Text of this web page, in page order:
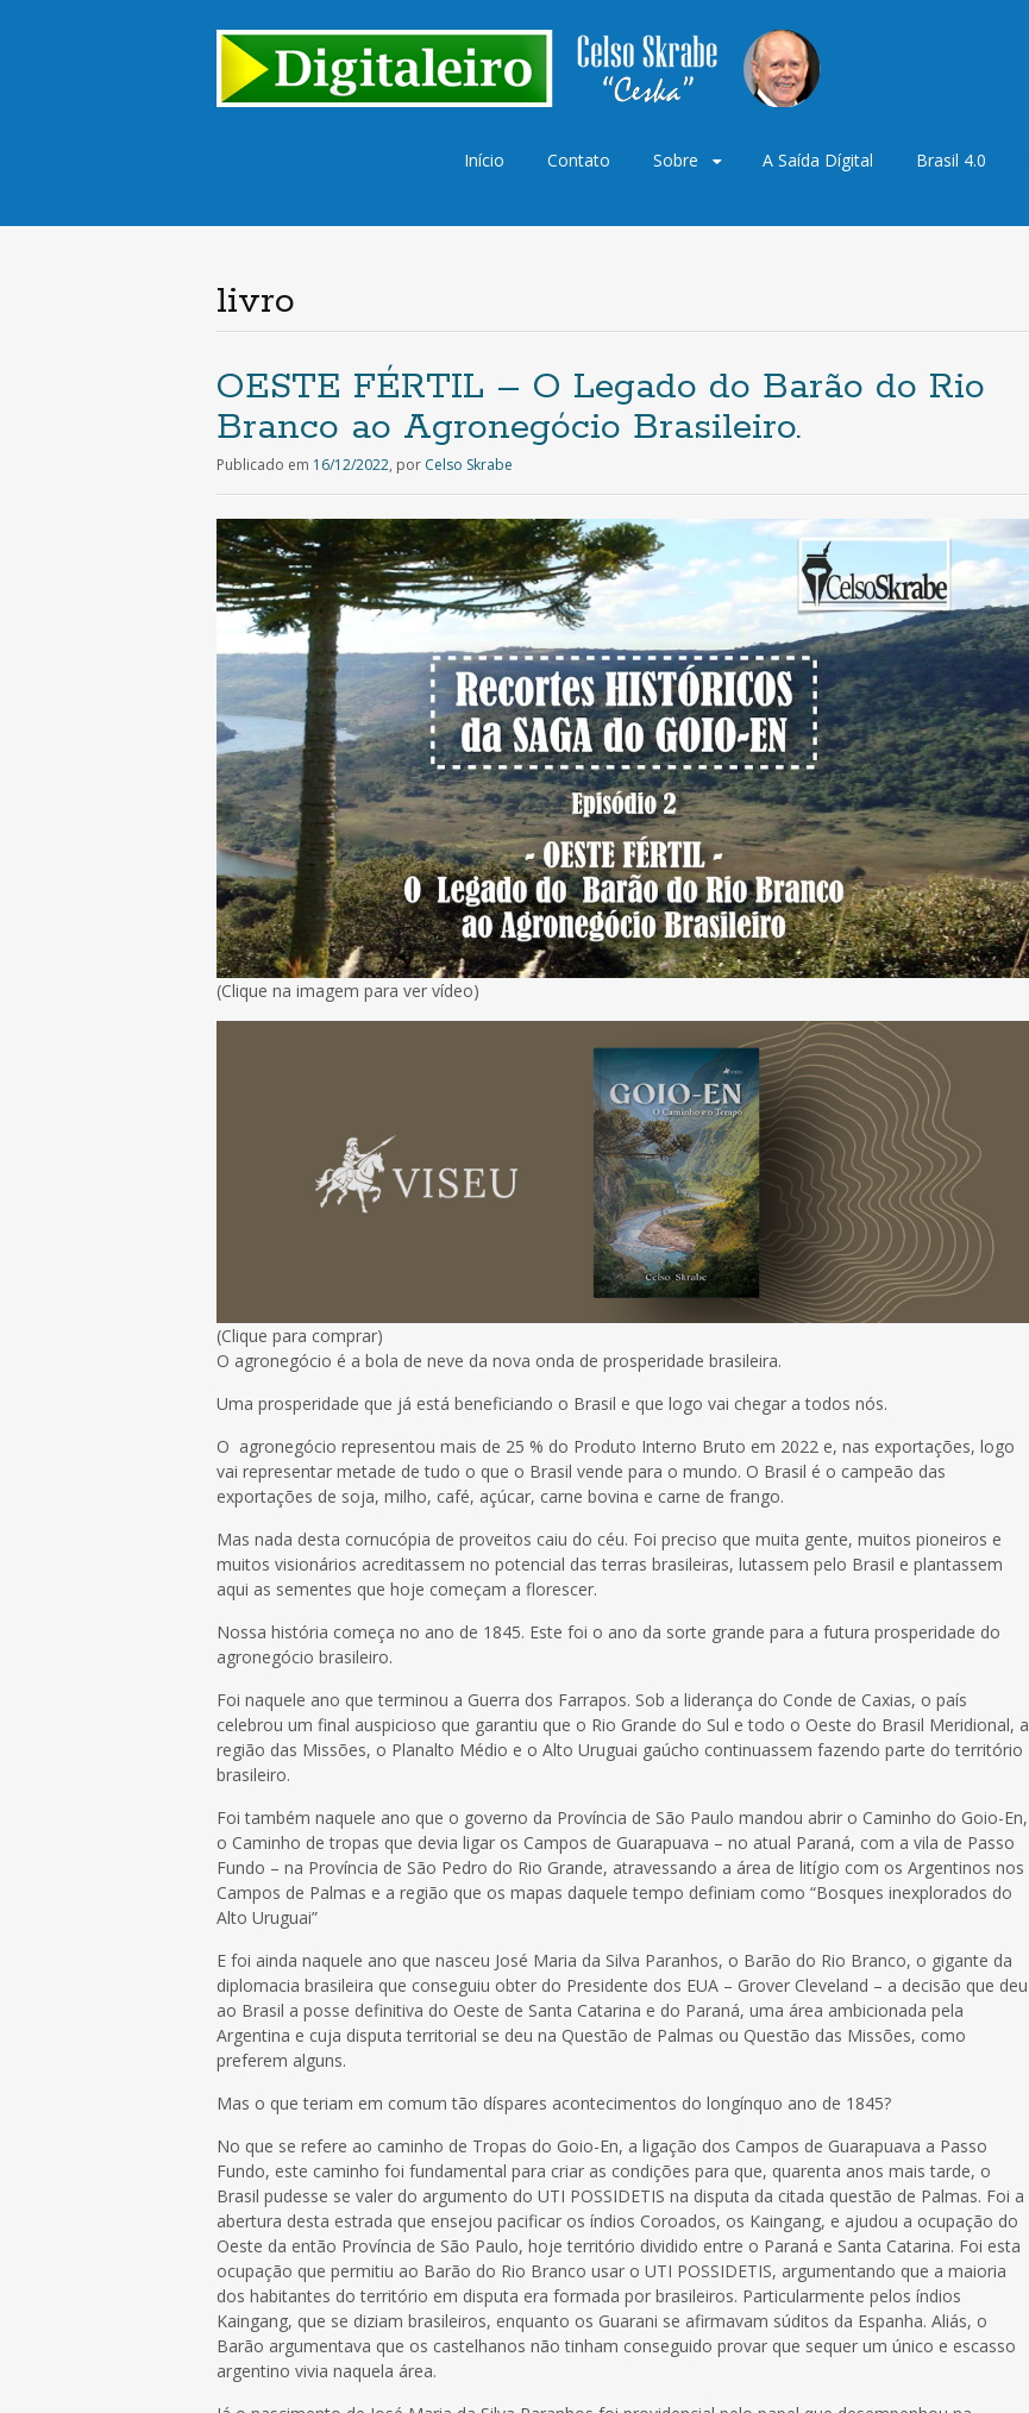
Saltar
Início Contato Sobre A Saída Dígital Brasil 4.0
livro
OESTE FÉRTIL – O Legado do Barão do Rio
Branco ao Agronegócio Brasileiro.
Publicado em 16/12/2022, por Celso Skrabe
(Clique na imagem para ver vídeo)
(Clique para comprar)
O agronegócio é a bola de neve da nova onda de prosperidade brasileira.
Uma prosperidade que já está beneficiando o Brasil e que logo vai chegar a todos nós.
O agronegócio representou mais de 25 % do Produto Interno Bruto em 2022 e, nas exportações, logo
vai representar metade de tudo o que o Brasil vende para o mundo. O Brasil é o campeão das
exportações de soja, milho, café, açúcar, carne bovina e carne de frango.
Mas nada desta cornucópia de proveitos caiu do céu. Foi preciso que muita gente, muitos pioneiros e
muitos visionários acreditassem no potencial das terras brasileiras, lutassem pelo Brasil e plantassem
aqui as sementes que hoje começam a florescer.
Nossa história começa no ano de 1845. Este foi o ano da sorte grande para a futura prosperidade do
agronegócio brasileiro.
Foi naquele ano que terminou a Guerra dos Farrapos. Sob a liderança do Conde de Caxias, o país
celebrou um final auspicioso que garantiu que o Rio Grande do Sul e todo o Oeste do Brasil Meridional, a
região das Missões, o Planalto Médio e o Alto Uruguai gaúcho continuassem fazendo parte do território
brasileiro.
Foi também naquele ano que o governo da Província de São Paulo mandou abrir o Caminho do Goio-En,
o Caminho de tropas que devia ligar os Campos de Guarapuava – no atual Paraná, com a vila de Passo
Fundo – na Província de São Pedro do Rio Grande, atravessando a área de litígio com os Argentinos nos
Campos de Palmas e a região que os mapas daquele tempo definiam como “Bosques inexplorados do
Alto Uruguai”
E foi ainda naquele ano que nasceu José Maria da Silva Paranhos, o Barão do Rio Branco, o gigante da
diplomacia brasileira que conseguiu obter do Presidente dos EUA – Grover Cleveland – a decisão que deu
ao Brasil a posse definitiva do Oeste de Santa Catarina e do Paraná, uma área ambicionada pela
Argentina e cuja disputa territorial se deu na Questão de Palmas ou Questão das Missões, como
preferem alguns.
Mas o que teriam em comum tão díspares acontecimentos do longínquo ano de 1845?
No que se refere ao caminho de Tropas do Goio-En, a ligação dos Campos de Guarapuava a Passo
Fundo, este caminho foi fundamental para criar as condições para que, quarenta anos mais tarde, o
Brasil pudesse se valer do argumento do UTI POSSIDETIS na disputa da citada questão de Palmas. Foi a
abertura desta estrada que ensejou pacificar os índios Coroados, os Kaingang, e ajudou a ocupação do
Oeste da então Província de São Paulo, hoje território dividido entre o Paraná e Santa Catarina. Foi esta
ocupação que permitiu ao Barão do Rio Branco usar o UTI POSSIDETIS, argumentando que a maioria
dos habitantes do território em disputa era formada por brasileiros. Particularmente pelos índios
Kaingang, que se diziam brasileiros, enquanto os Guarani se afirmavam súditos da Espanha. Aliás, o
Barão argumentava que os castelhanos não tinham conseguido provar que sequer um único e escasso
argentino vivia naquela área.